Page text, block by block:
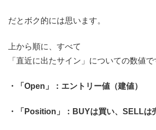
だとボク的には思います。
上から順に、すべて
「直近に出たサイン」についての数値で
・「Open」：エントリー値（建値）
・「Position」：BUYは買い、SELLは